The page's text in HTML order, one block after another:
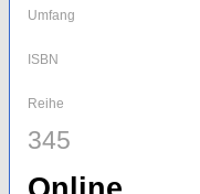
Umfang
ISBN
Reihe
345